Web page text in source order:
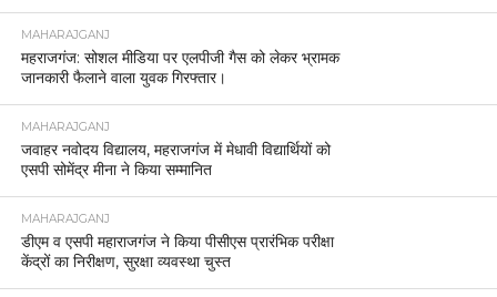
MAHARAJGANJ
महराजगंज: सोशल मीडिया पर एलपीजी गैस को लेकर भ्रामक
जानकारी फैलाने वाला युवक गिरफ्तार।
MAHARAJGANJ
जवाहर नवोदय विद्यालय, महराजगंज में मेधावी विद्यार्थियों को
एसपी सोमेंद्र मीना ने किया सम्मानित
MAHARAJGANJ
डीएम व एसपी महाराजगंज ने किया पीसीएस प्रारंभिक परीक्षा
केंद्रों का निरीक्षण, सुरक्षा व्यवस्था चुस्त